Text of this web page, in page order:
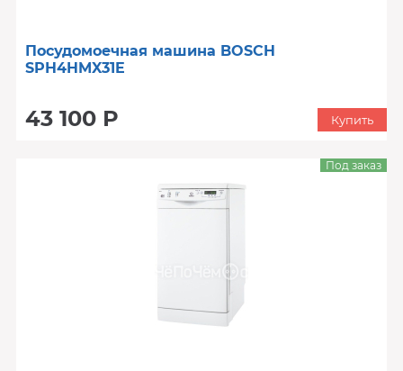
Посудомоечная машина BOSCH
SPH4HMX31E
43 100 Р Купить
Под заказ